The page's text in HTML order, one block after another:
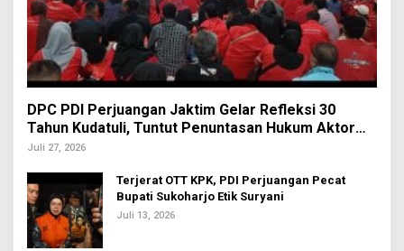
DPC PDI Perjuangan Jaktim Gelar Refleksi 30
Tahun Kudatuli, Tuntut Penuntasan Hukum Aktor
Intelektual
Juli 27, 2026
Terjerat OTT KPK, PDI Perjuangan Pecat
Bupati Sukoharjo Etik Suryani
Juli 13, 2026